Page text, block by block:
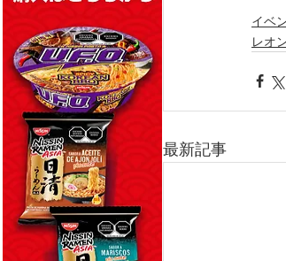
イベ
レオ
最新記事